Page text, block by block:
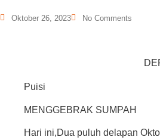
Oktober 26, 2023 No Comments
Puisi
MENGGEBRAK SUMPAH
Hari ini,Dua puluh delapan